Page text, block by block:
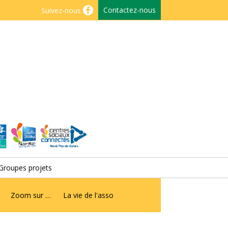
Suivez-nous Contactez-nous
projets
Zoom sur … La vie de l'asso